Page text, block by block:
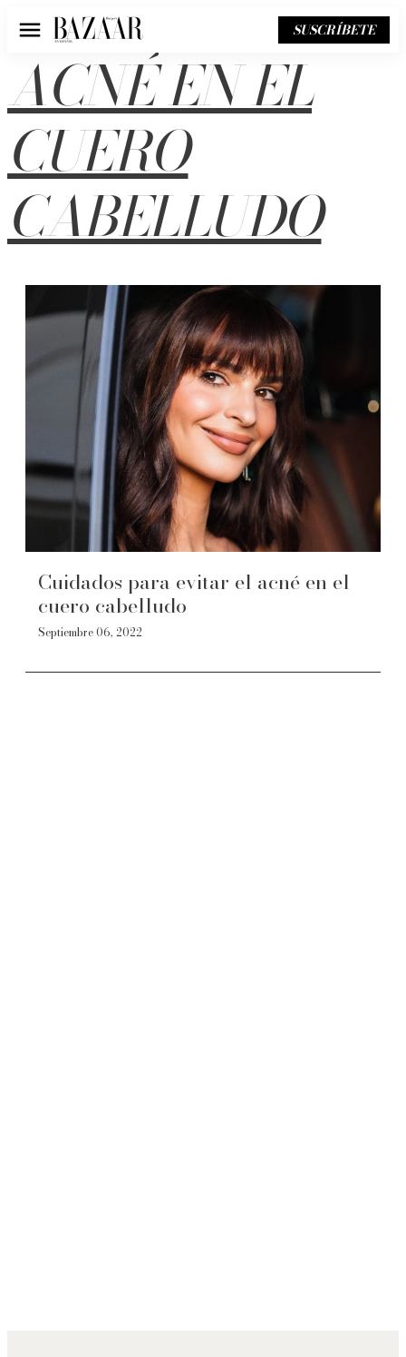
Menú SUSCRÍBETE
ACNÉ EN EL
CUERO
CABELLUDO
Cuidados para evitar el acné en el
cuero cabelludo
Septiembre 06, 2022